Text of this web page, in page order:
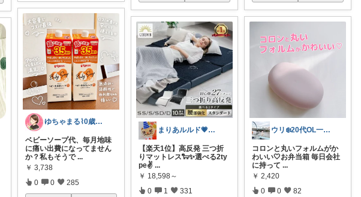
ゆちゃまる⌇ 0歳ベビーとママ楽グッズ
ベビーソープ代、毎月地味
に痛い出費になってません
か？私もそうで ...
￥ 3,738
0 0 285
まりあルルド💗ご購入感謝です💗
【楽天1位】高反発 三つ折
りマットレス🐑✨️選べる2ty
pe✌ ...
￥ 18,598～
0 1 331
ウリ‪❄️20代OL一人暮らしセレクト
コロンと丸いフォルムがか
わいい‎🤍お弁当箱 毎日会社
に持って ...
￥ 2,420
0 0 82